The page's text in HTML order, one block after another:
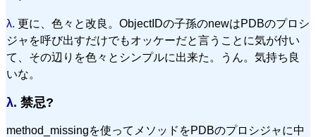
λ. 更に、色々と改良。ObjectIDの子孫のnewはPDBのプロシ
ジャを呼び出すだけでもオッケーだと言うことに気が付い
て、その辺りを色々とシンプルに出来た。うん。気持ち良
いな。
λ. 禁忌?
method_missingを使ってメソッドをPDBのプロシジャに中